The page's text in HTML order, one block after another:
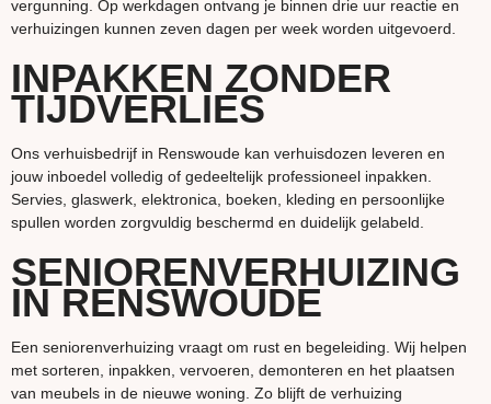
vergunning. Op werkdagen ontvang je binnen drie uur reactie en
verhuizingen kunnen zeven dagen per week worden uitgevoerd.
INPAKKEN ZONDER
TIJDVERLIES
Ons verhuisbedrijf in Renswoude kan verhuisdozen leveren en
jouw inboedel volledig of gedeeltelijk professioneel inpakken.
Servies, glaswerk, elektronica, boeken, kleding en persoonlijke
spullen worden zorgvuldig beschermd en duidelijk gelabeld.
SENIORENVERHUIZING
IN RENSWOUDE
Een seniorenverhuizing vraagt om rust en begeleiding. Wij helpen
met sorteren, inpakken, vervoeren, demonteren en het plaatsen
van meubels in de nieuwe woning. Zo blijft de verhuizing